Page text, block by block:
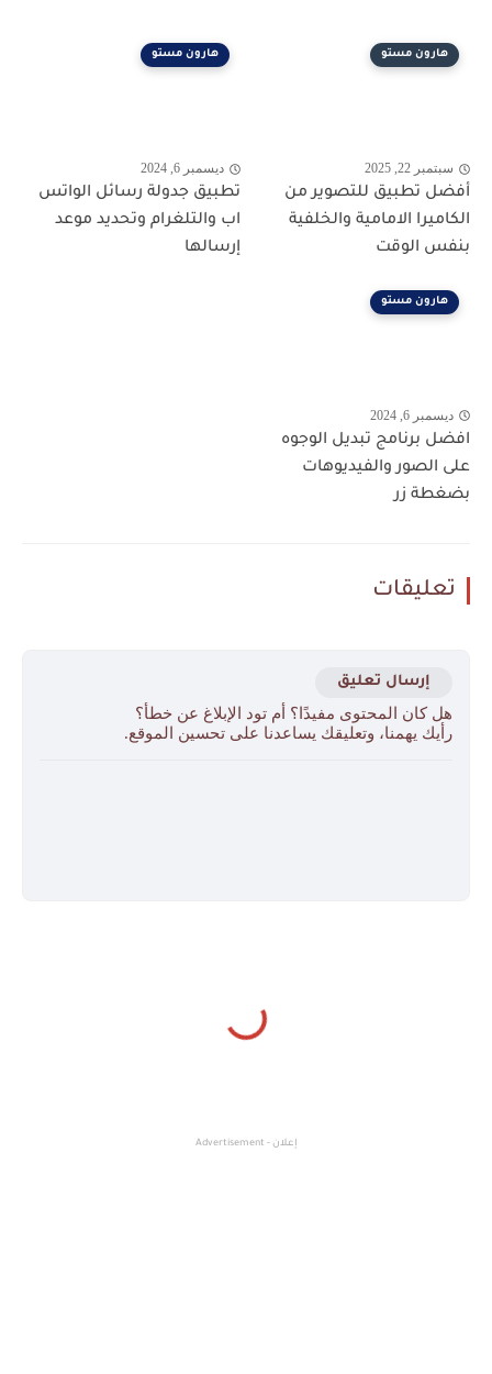
هارون مستو
سبتمبر 22, 2025
أفضل تطبيق للتصوير من
الكاميرا الامامية والخلفية
بنفس الوقت
هارون مستو
ديسمبر 6, 2024
تطبيق جدولة رسائل الواتس
اب والتلغرام وتحديد موعد
إرسالها
هارون مستو
ديسمبر 6, 2024
افضل برنامج تبديل الوجوه
على الصور والفيديوهات
بضغطة زر
تعليقات
إرسال تعليق
هل كان المحتوى مفيدًا؟ أم تود الإبلاغ عن خطأ؟
رأيك يهمنا، وتعليقك يساعدنا على تحسين الموقع.
إعلان - Advertisement